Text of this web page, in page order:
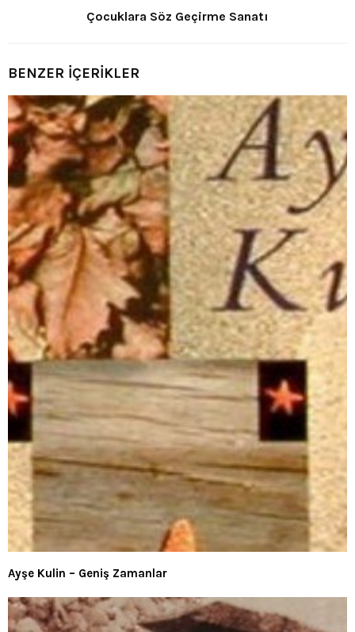
Çocuklara Söz Geçirme Sanatı
BENZER İÇERİKLER
Ayşe Kulin – Geniş Zamanlar